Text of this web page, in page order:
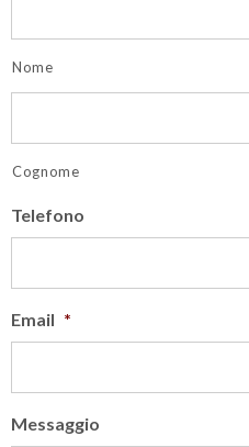
Nome
Cognome
Telefono
Email *
Messaggio